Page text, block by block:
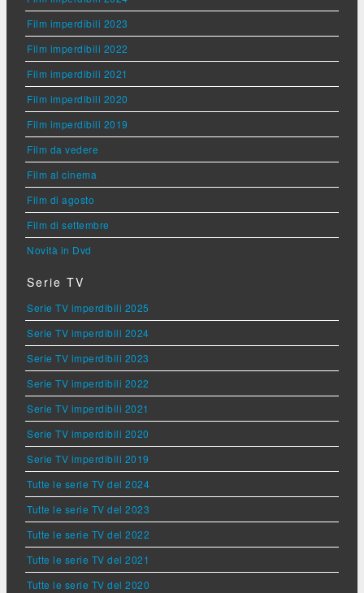
Film imperdibili 2023
Film imperdibili 2022
Film imperdibili 2021
Film imperdibili 2020
Film imperdibili 2019
Film da vedere
Film al cinema
Film di agosto
Film di settembre
Novità in Dvd
Serie TV
Serie TV imperdibili 2025
Serie TV imperdibili 2024
Serie TV imperdibili 2023
Serie TV imperdibili 2022
Serie TV imperdibili 2021
Serie TV imperdibili 2020
Serie TV imperdibili 2019
Tutte le serie TV del 2024
Tutte le serie TV del 2023
Tutte le serie TV del 2022
Tutte le serie TV del 2021
Tutte le serie TV del 2020